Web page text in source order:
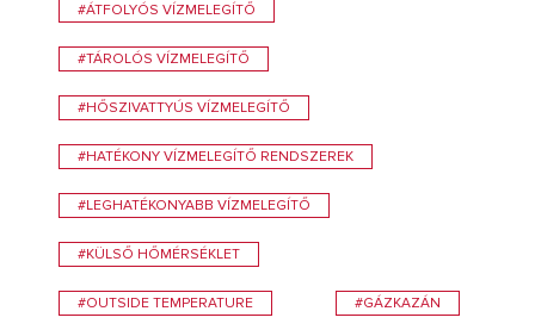
#ÁTFOLYÓS VÍZMELEGÍTŐ
#TÁROLÓS VÍZMELEGÍTŐ
#HŐSZIVATTYÚS VÍZMELEGÍTŐ
#HATÉKONY VÍZMELEGÍTŐ RENDSZEREK
#LEGHATÉKONYABB VÍZMELEGÍTŐ
#KÜLSŐ HŐMÉRSÉKLET
#OUTSIDE TEMPERATURE #GÁZKAZÁN